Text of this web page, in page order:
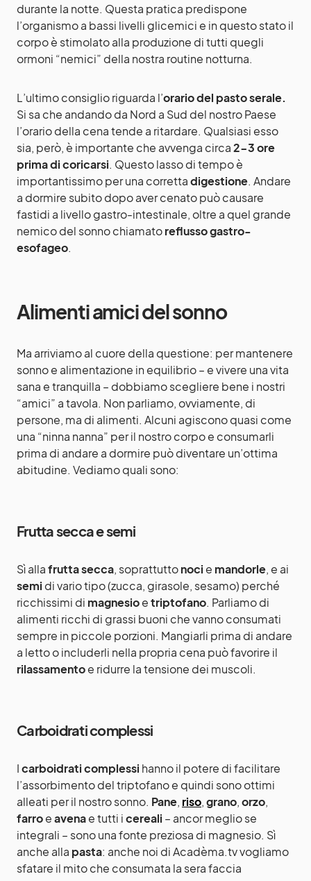
durante la notte. Questa pratica predispone
l’organismo a bassi livelli glicemici e in questo stato il
corpo è stimolato alla produzione di tutti quegli
ormoni “nemici” della nostra routine notturna.
L’ultimo consiglio riguarda l’orario del pasto serale.
Si sa che andando da Nord a Sud del nostro Paese
l’orario della cena tende a ritardare. Qualsiasi esso
sia, però, è importante che avvenga circa2-3 ore
prima di coricarsi. Questo lasso di tempo è
importantissimo per una correttadigestione. Andare
a dormire subito dopo aver cenato può causare
fastidi a livello gastro-intestinale, oltre a quel grande
nemico del sonno chiamatoreflusso gastro-
esofageo.
Alimenti amici del sonno
Ma arriviamo al cuore della questione: per mantenere
sonno e alimentazione in equilibrio – e vivere una vita
sana e tranquilla – dobbiamo scegliere bene i nostri
“amici” a tavola. Non parliamo, ovviamente, di
persone, ma di alimenti. Alcuni agiscono quasi come
una “ninna nanna” per il nostro corpo e consumarli
prima di andare a dormire può diventare un’ottima
abitudine. Vediamo quali sono:
Frutta secca e semi
Sì allafrutta secca, soprattuttonoci e mandorle, e ai
semi di vario tipo (zucca, girasole, sesamo) perché
ricchissimi di magnesioetriptofano. Parliamo di
alimenti ricchi di grassi buoni che vanno consumati
sempre in piccole porzioni. Mangiarli prima di andare
a letto o includerli nella propria cena può favorire il
rilassamentoe ridurre la tensione dei muscoli.
Carboidrati complessi
Icarboidrati complessi hanno il potere di facilitare
l’assorbimento del triptofano e quindi sono ottimi
alleati per il nostro sonno. Pane, riso,grano,orzo,
farroeavenae tutti icereali – ancor meglio se
integrali – sono una fonte preziosa di magnesio. Sì
anche alla pasta: anche noi di Acadèma.tv vogliamo
sfatare il mito che consumata la sera faccia